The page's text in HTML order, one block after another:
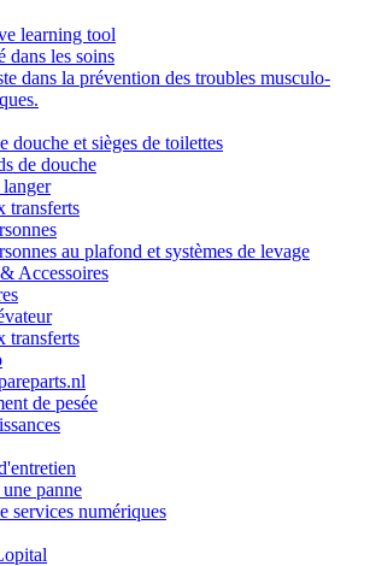
learning tool
dans les soins
dans la prévention des troubles musculo-
douche et sièges de toilettes
de douche
langer
transferts
au plafond et systèmes de levage
Accessoires
transferts
de pesée
panne
services numériques